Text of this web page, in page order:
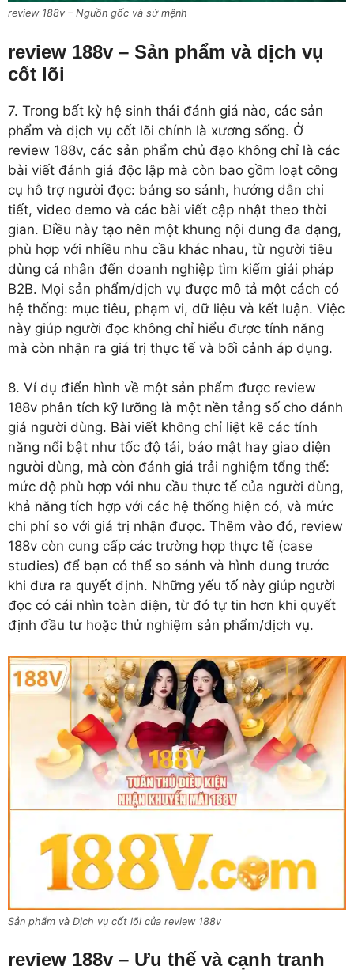
review 188v – Nguồn gốc và sứ mệnh
review 188v – Sản phẩm và dịch vụ
cốt lõi
7. Trong bất kỳ hệ sinh thái đánh giá nào, các sản
phẩm và dịch vụ cốt lõi chính là xương sống. Ở
review 188v, các sản phẩm chủ đạo không chỉ là các
bài viết đánh giá độc lập mà còn bao gồm loạt công
cụ hỗ trợ người đọc: bảng so sánh, hướng dẫn chi
tiết, video demo và các bài viết cập nhật theo thời
gian. Điều này tạo nên một khung nội dung đa dạng,
phù hợp với nhiều nhu cầu khác nhau, từ người tiêu
dùng cá nhân đến doanh nghiệp tìm kiếm giải pháp
B2B. Mọi sản phẩm/dịch vụ được mô tả một cách có
hệ thống: mục tiêu, phạm vi, dữ liệu và kết luận. Việc
này giúp người đọc không chỉ hiểu được tính năng
mà còn nhận ra giá trị thực tế và bối cảnh áp dụng.
8. Ví dụ điển hình về một sản phẩm được review
188v phân tích kỹ lưỡng là một nền tảng số cho đánh
giá người dùng. Bài viết không chỉ liệt kê các tính
năng nổi bật như tốc độ tải, bảo mật hay giao diện
người dùng, mà còn đánh giá trải nghiệm tổng thể:
mức độ phù hợp với nhu cầu thực tế của người dùng,
khả năng tích hợp với các hệ thống hiện có, và mức
chi phí so với giá trị nhận được. Thêm vào đó, review
188v còn cung cấp các trường hợp thực tế (case
studies) để bạn có thể so sánh và hình dung trước
khi đưa ra quyết định. Những yếu tố này giúp người
đọc có cái nhìn toàn diện, từ đó tự tin hơn khi quyết
định đầu tư hoặc thử nghiệm sản phẩm/dịch vụ.
Sản phẩm và Dịch vụ cốt lõi của review 188v
review 188v – Ưu thế và cạnh tranh